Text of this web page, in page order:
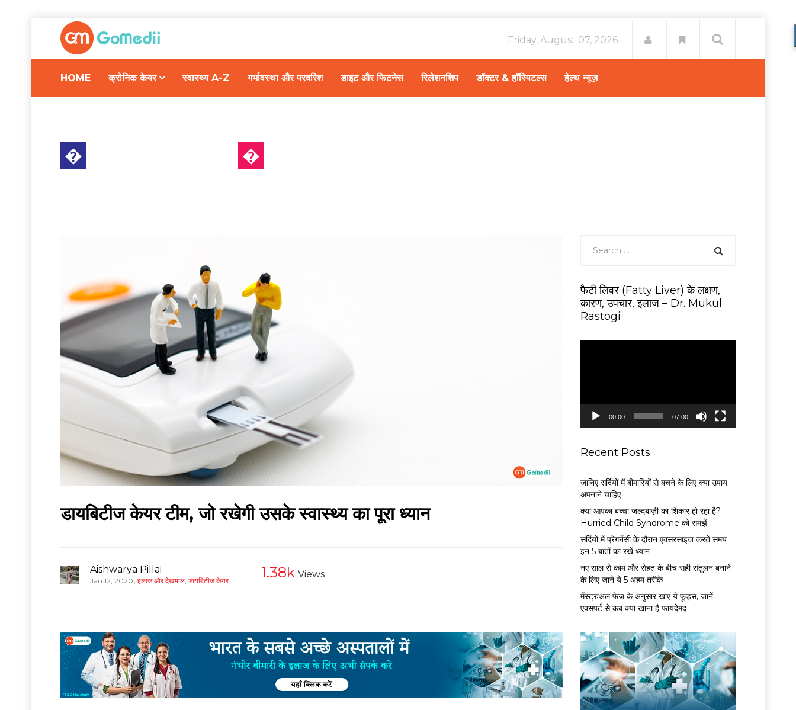
Friday, August 07, 2026
HOME क्रोनिक केयर स्वास्थ्य A-Z गर्भावस्था और परवरिश डाइट और फिटनेस रिलेशनशिप डॉक्टर & हॉस्पिटल्स हेल्थ न्यूज़
� �
डायबिटीज केयर टीम, जो रखेगी उसके स्वास्थ्य का पूरा ध्यान
Aishwarya Pillai
Jan 12, 2020, इलाज और देखभाल डायबिटीज केयर 1.38k Views
फैटी लिवर (Fatty Liver) के लक्षण,
कारण, उपचार, इलाज – Dr. Mukul
Rastogi
y
00:00 07:00
Recent Posts
जानिए सर्दियों में बीमारियों से बचने के लिए क्या उपाय
अपनाने चाहिए
क्या आपका बच्चा जल्दबाज़ी का शिकार हो रहा है?
Hurried Child Syndrome को समझें
सर्द‍ियों में प्रेगनेंसी के दौरान एक्सरसाइज करते समय
इन 5 बातों का रखें ध्यान
नए साल से काम और सेहत के बीच सही संतुलन बनाने
के लिए जाने ये 5 अहम तरीके
मेंस्ट्रुअल फेज के अनुसार खाएं ये फूड्स, जानें
एक्सपर्ट से कब क्या खाना है फायदेमंद